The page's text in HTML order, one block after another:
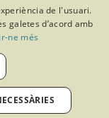
legal
Portal Builder
de l'usuari.
galetes d’acord amb
ne més